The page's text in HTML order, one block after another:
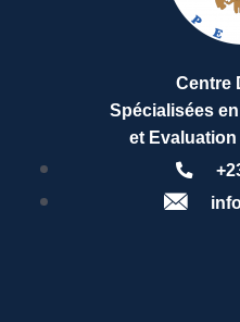
Centre
Spécialisées
et